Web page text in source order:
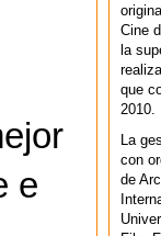
e
Cine
la
que
2010.
La
con
de